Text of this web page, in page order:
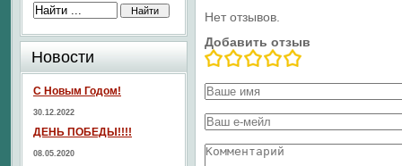
Нет отзывов.
Добавить отзыв
Новости
С Новым Годом!
30.12.2022
ДЕНЬ ПОБЕДЫ!!!!
08.05.2020